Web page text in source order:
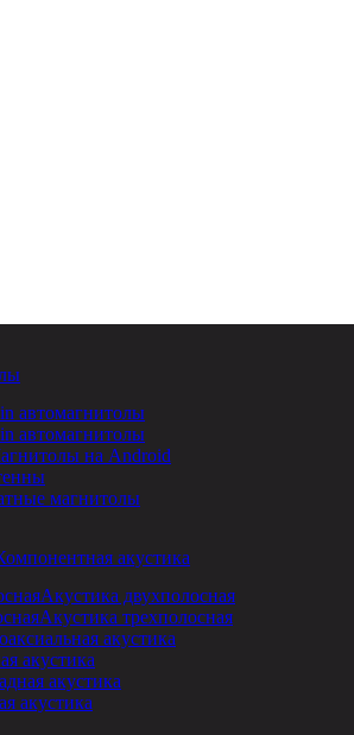
автомагнитолы
автомагнитолы
на Android
магнитолы
акустика
Акустика двухполосная
Акустика трехполосная
акустика
акустика
акустика
акустика